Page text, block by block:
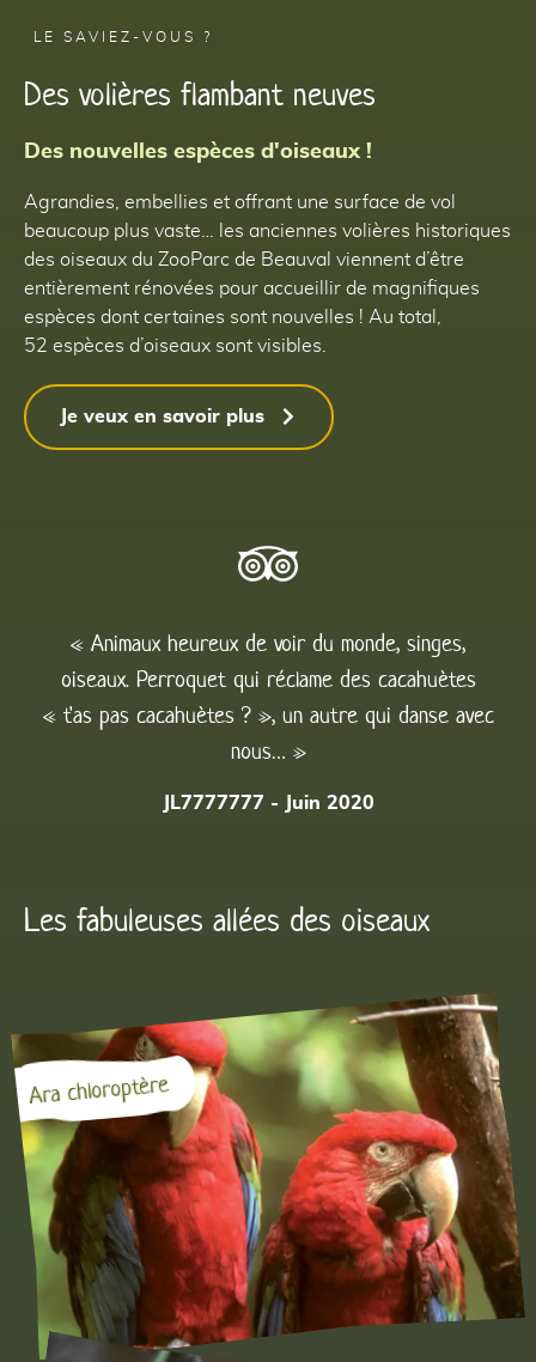
LE SAVIEZ-VOUS ?
Des volières flambant neuves
Des nouvelles espèces d'oiseaux !
Agrandies, embellies et offrant une surface de vol
beaucoup plus vaste… les anciennes volières historiques
des oiseaux du ZooParc de Beauval viennent d’être
entièrement rénovées pour accueillir de magnifiques
espèces dont certaines sont nouvelles ! Au total,
52 espèces d’oiseaux sont visibles.
Je veux en savoir plus
« Animaux heureux de voir du monde, singes,
oiseaux. Perroquet qui réclame des cacahuètes
« t'as pas cacahuètes ? », un autre qui danse avec
nous… »
JL7777777 - Juin 2020
Les fabuleuses allées des oiseaux
Ara chloroptère